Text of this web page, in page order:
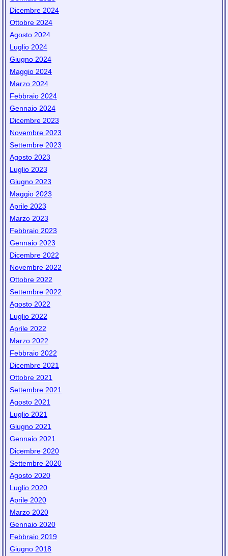
Dicembre 2024
Ottobre 2024
Agosto 2024
Luglio 2024
Giugno 2024
Maggio 2024
Marzo 2024
Febbraio 2024
Gennaio 2024
Dicembre 2023
Novembre 2023
Settembre 2023
Agosto 2023
Luglio 2023
Giugno 2023
Maggio 2023
Aprile 2023
Marzo 2023
Febbraio 2023
Gennaio 2023
Dicembre 2022
Novembre 2022
Ottobre 2022
Settembre 2022
Agosto 2022
Luglio 2022
Aprile 2022
Marzo 2022
Febbraio 2022
Dicembre 2021
Ottobre 2021
Settembre 2021
Agosto 2021
Luglio 2021
Giugno 2021
Gennaio 2021
Dicembre 2020
Settembre 2020
Agosto 2020
Luglio 2020
Aprile 2020
Marzo 2020
Gennaio 2020
Febbraio 2019
Giugno 2018